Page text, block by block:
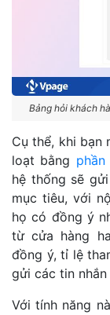
Bảng hỏi khách
Cụ thể, khi bạn
loạt bằng
hệ thống sẽ
mục tiêu, với
họ có đồng ý
từ cửa hàng
đồng ý, tỉ lệ
gửi các tin
Với tính năng